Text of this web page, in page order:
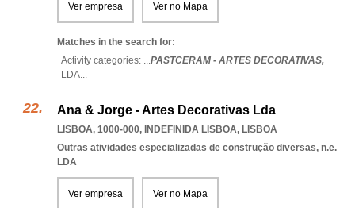
Ver empresa Ver no Mapa
Matches in the search for:
Activity categories: ...PASTCERAM - ARTES DECORATIVAS,
LDA...
Ana & Jorge - Artes Decorativas Lda
LISBOA, 1000-000, INDEFINIDA LISBOA, LISBOA
Outras atividades especializadas de construção diversas, n.e.
LDA
Ver empresa Ver no Mapa